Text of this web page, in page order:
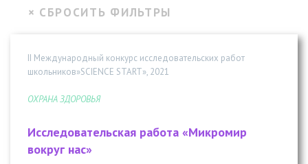
II Международный конкурс исследовательских работ
школьников»SCIENCE START», 2021
ОХРАНА ЗДОРОВЬЯ
Исследовательская работа «Микромир
вокруг нас»